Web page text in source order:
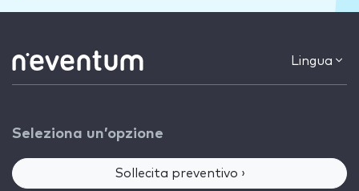
Lingua
Seleziona un’opzione
Sollecita preventivo ›